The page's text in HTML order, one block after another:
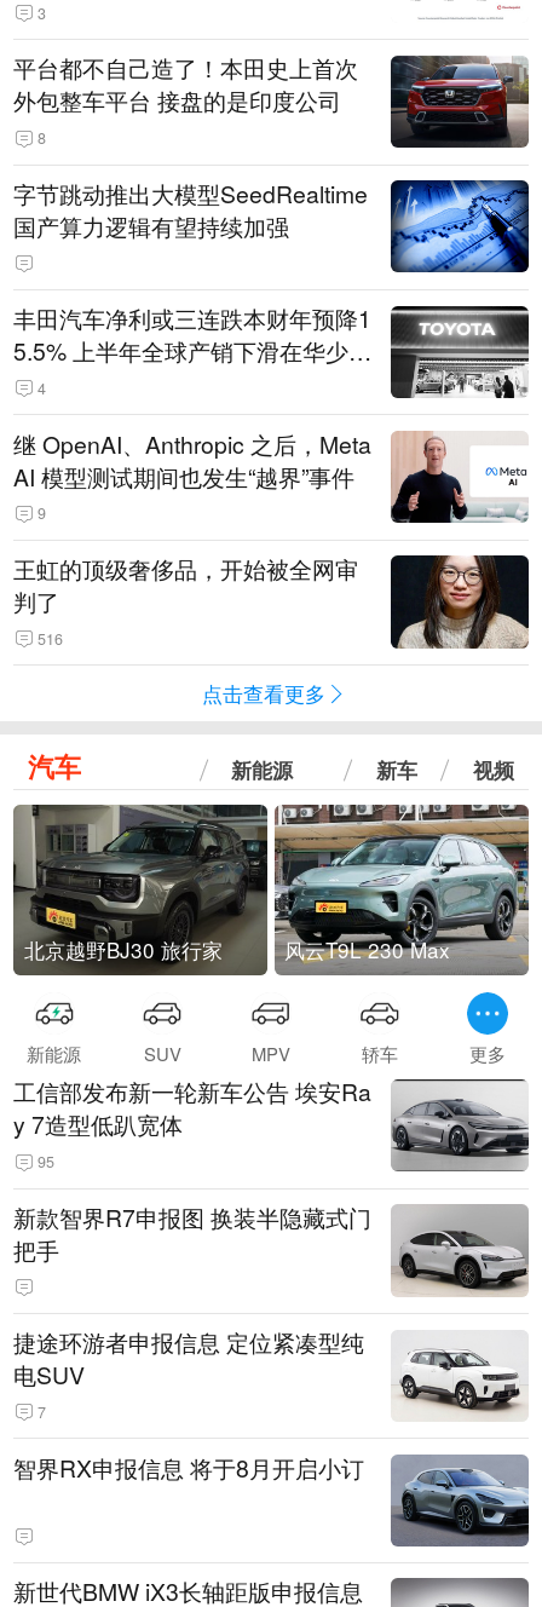
3
平台都不自己造了！本田史上首次
外包整车平台 接盘的是印度公司
8
字节跳动推出大模型SeedRealtime
国产算力逻辑有望持续加强
丰田汽车净利或三连跌本财年预降1
5.5% 上半年全球产销下滑在华少卖
14.3万辆
4
继 OpenAI、Anthropic 之后，Meta
AI 模型测试期间也发生“越界”事件
9
王虹的顶级奢侈品，开始被全网审
判了
516
点击查看更多
汽车 新能源 新车 视频
北京越野BJ30 旅行家 风云T9L 230 Max
新能源 SUV MPV 轿车 更多
工信部发布新一轮新车公告 埃安Ra
y 7造型低趴宽体
95
新款智界R7申报图 换装半隐藏式门
把手
捷途环游者申报信息 定位紧凑型纯
电SUV
7
智界RX申报信息 将于8月开启小订
新世代BMW iX3长轴距版申报信息